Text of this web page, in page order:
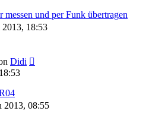
und per Funk übertragen
2013, 18:53
Didi
2013, 08:55